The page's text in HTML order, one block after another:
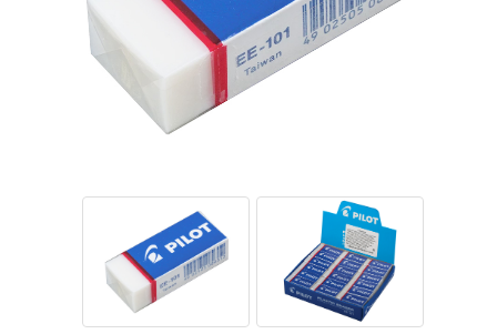
Тетради
Ватманы, калька, бумага миллиметровая, форматки
Бумага для художественных и дизайнерских работ
Бумага для факса
Бумага писчая, газетная, копирка
Бумага в рулоне и стопе